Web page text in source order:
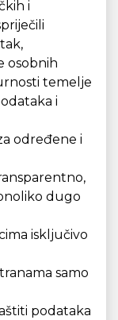
i
osobnih
temelje
i
određene i
dugo
isključivo
samo
podataka